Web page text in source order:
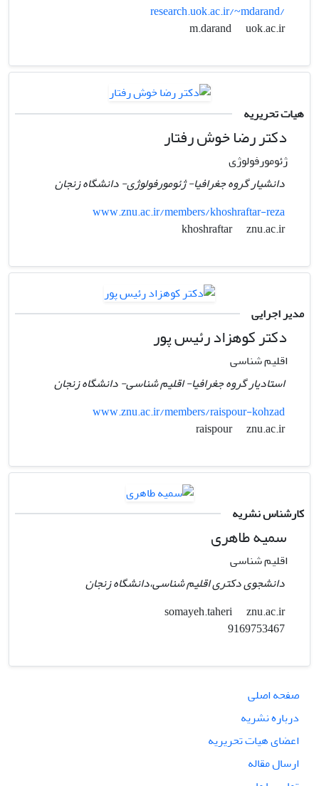
research.uok.ac.ir/~mdarand/
m.darand
uok.ac.ir
هیات تحریریه
دکتر رضا خوش رفتار
ژئومورفولوژی
دانشیار گروه جغرافیا- ژئومورفولوژی- دانشگاه زنجان
www.znu.ac.ir/members/khoshraftar-reza
khoshraftar
znu.ac.ir
مدیر اجرایی
دکتر کوهزاد رئیس پور
اقلیم شناسی
استادیار گروه جغرافیا- اقلیم شناسی- دانشگاه زنجان
www.znu.ac.ir/members/raispour-kohzad
raispour
znu.ac.ir
کارشناس نشریه
سمیه طاهری
اقلیم شناسی
دانشجوی دکتری اقلیم شناسی،دانشگاه زنجان
somayeh.taheri
znu.ac.ir
صفحه اصلی
درباره نشریه
اعضای هیات تحریریه
ارسال مقاله